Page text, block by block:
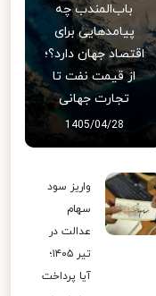
باب‌المندب چه
پیامدهایی برای
اقتصاد جهان دارد؟؛
از قیمت نفت تا
تجارت جهانی
1405/04/28
واریز سود
سهام
عدالت در
تیر ۱۴۰۵؛
آیا پرداخت